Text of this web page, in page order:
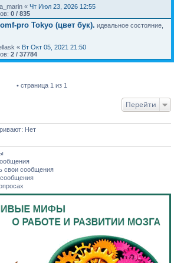
« Чт Июл 23, 2026 12:55
0 / 835
pro Tokyo (цвет бук). идеальное состояние,
« Вт Окт 05, 2021 21:50
2 / 37784
• страница 1 из 1
Перейти
Нет
свои сообщения